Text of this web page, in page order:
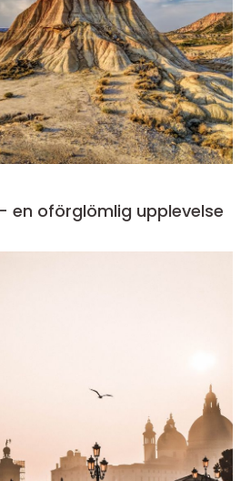
en oförglömlig upplevelse